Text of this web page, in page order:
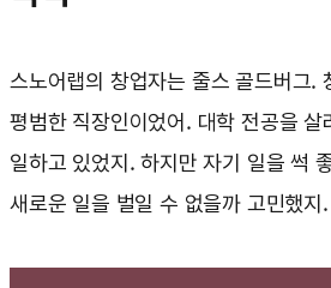
스노어랩의 창업자는 줄스 골드버그.
평범한 직장인이었어. 대학 전공을 살
일하고 있었지. 하지만 자기 일을 썩
새로운 일을 벌일 수 없을까 고민했지.